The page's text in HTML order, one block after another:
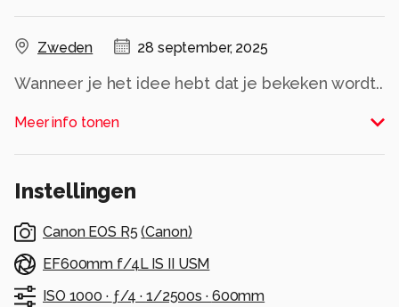
Zweden 28 september, 2025
Wanneer je het idee hebt dat je bekeken wordt..
Alle rechten voorbehouden
Meer info tonen
Instellingen
Canon EOS R5 (Canon)
EF600mm f/4L IS II USM
ISO 1000 · ƒ/4 · 1/2500s · 600mm